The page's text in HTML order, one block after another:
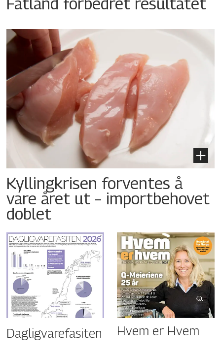
Kyllingkrisen forventes å
vare året ut – importbehovet
doblet
Dagligvarefasiten Hvem er Hvem